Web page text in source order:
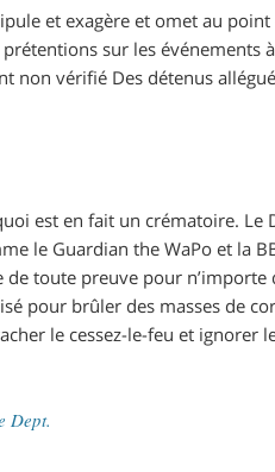
et exagère et omet au
sur les événements
non vérifié Des détenus
est en fait un crématoire. Le
le Guardian the WaPo et la
toute preuve pour
pour brûler des masses de
le cessez-le-feu et ignorer
Dept.